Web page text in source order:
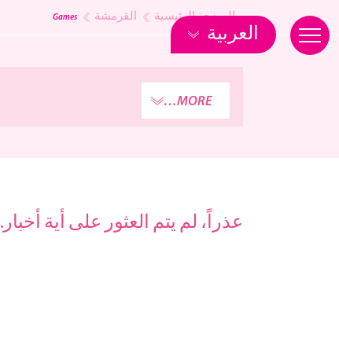
العربية
الصفحة الرئيسية القرمشة Games
MORE…
عذراً، لم يتم العثور على أية أخبار.